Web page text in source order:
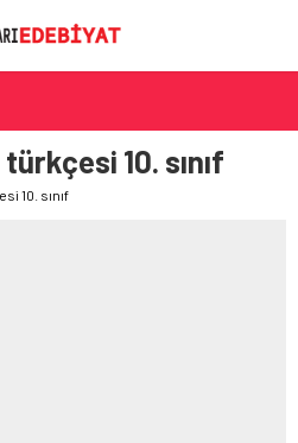
10. sınıf
10. sınıf